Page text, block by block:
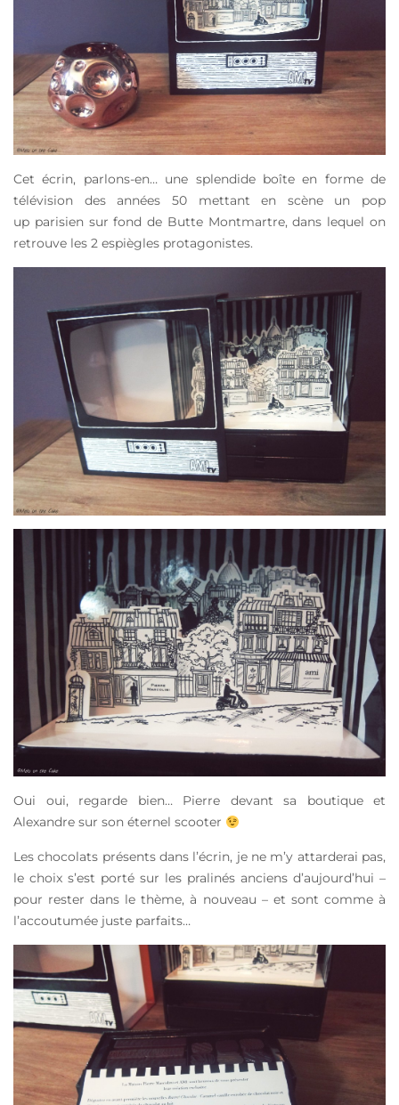
Cet écrin, parlons-en… une splendide boîte en forme de
télévision des années 50 mettant en scène un pop
up parisien sur fond de Butte Montmartre, dans lequel on
retrouve les 2 espiègles protagonistes.
Oui oui, regarde bien… Pierre devant sa boutique et
Alexandre sur son éternel scooter
Les chocolats présents dans l’écrin, je ne m’y attarderai pas,
le choix s’est porté sur les pralinés anciens d’aujourd’hui –
pour rester dans le thème, à nouveau – et sont comme à
l’accoutumée juste parfaits…